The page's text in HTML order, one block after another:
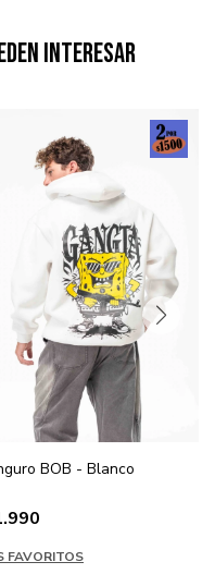
interesar
BOB - Blanco
FAVORITOS